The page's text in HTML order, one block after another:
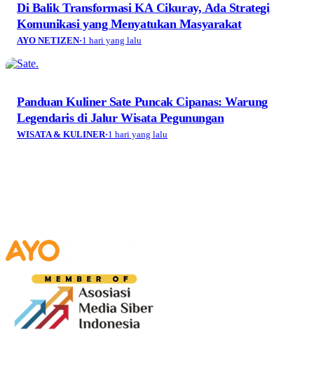
Di Balik Transformasi KA Cikuray, Ada Strategi
Komunikasi yang Menyatukan Masyarakat
AYO NETIZEN·1 hari yang lalu
Panduan Kuliner Sate Puncak Cipanas: Warung
Legendaris di Jalur Wisata Pegunungan
WISATA & KULINER·1 hari yang lalu